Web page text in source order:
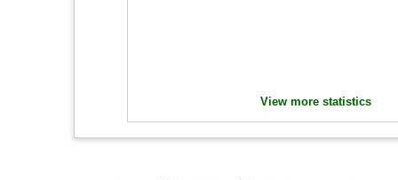
View more statistics